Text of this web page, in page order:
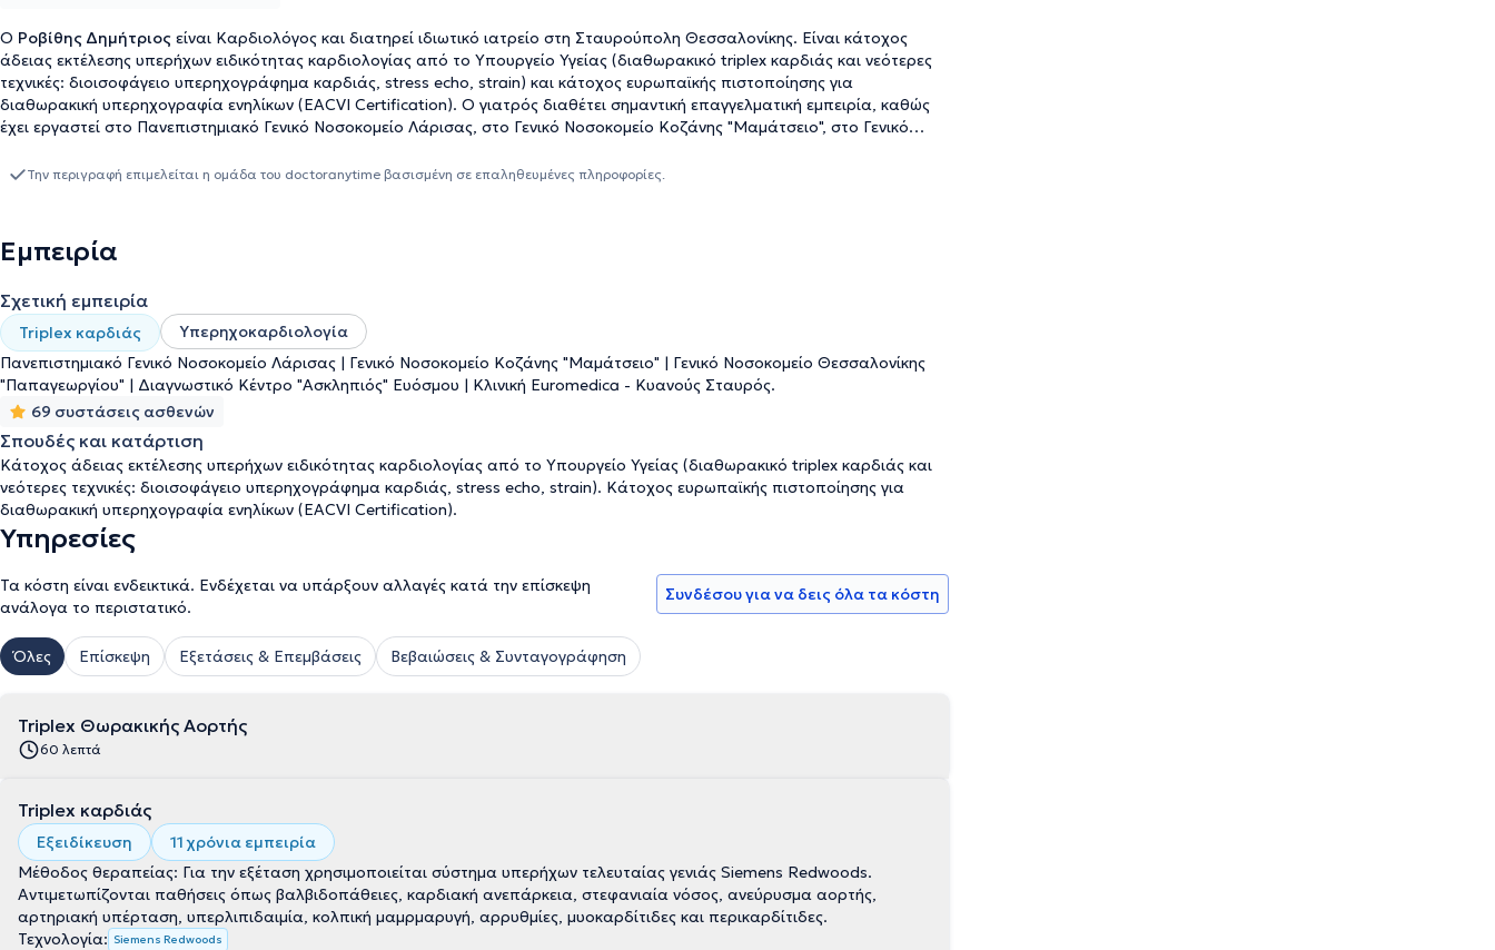
O Ροβίθης Δημήτριος είναι Καρδιολόγος και διατηρεί ιδιωτικό ιατρείο στη Σταυρούπολη Θεσσαλονίκης. Είναι κάτοχος
άδειας εκτέλεσης υπερήχων ειδικότητας καρδιολογίας από το Υπουργείο Υγείας (διαθωρακικό triplex καρδιάς και νεότερες
τεχνικές: διοισοφάγειο υπερηχογράφημα καρδιάς, stress echo, strain) και κάτοχος ευρωπαϊκής πιστοποίησης για
διαθωρακική υπερηχογραφία ενηλίκων (EACVI Certification). Ο γιατρός διαθέτει σημαντική επαγγελματική εμπειρία, καθώς
έχει εργαστεί στο Πανεπιστημιακό Γενικό Νοσοκομείο Λάρισας, στο Γενικό Νοσοκομείο Κοζάνης "Μαμάτσειο", στο Γενικό
Euromedica - Κυανούς Σταυρός. Στο ιδιωτικό του ιατρείο προσφέρει πλήθος υπηρεσιών, εξατομικευμένες για τις ανάγκες
Την περιγραφή επιμελείται η ομάδα του doctoranytime βασισμένη σε επαληθευμένες πληροφορίες.
Εμπειρία
Σχετική εμπειρία
Triplex καρδιάς
Υπερηχοκαρδιολογία
Πανεπιστημιακό Γενικό Νοσοκομείο Λάρισας | Γενικό Νοσοκομείο Κοζάνης "Μαμάτσειο" | Γενικό Νοσοκομείο Θεσσαλονίκης
"Παπαγεωργίου" | Διαγνωστικό Κέντρο "Ασκληπιός" Ευόσμου | Κλινική Euromedica - Κυανούς Σταυρός.
69 συστάσεις ασθενών
Σπουδές και κατάρτιση
Κάτοχος άδειας εκτέλεσης υπερήχων ειδικότητας καρδιολογίας από το Υπουργείο Υγείας (διαθωρακικό triplex καρδιάς και
νεότερες τεχνικές: διοισοφάγειο υπερηχογράφημα καρδιάς, stress echo, strain). Κάτοχος ευρωπαϊκής πιστοποίησης για
διαθωρακική υπερηχογραφία ενηλίκων (EACVI Certification).
Υπηρεσίες
Τα κόστη είναι ενδεικτικά. Ενδέχεται να υπάρξουν αλλαγές κατά την επίσκεψη
ανάλογα το περιστατικό.
Συνδέσου για να δεις όλα τα κόστη
Όλες Επίσκεψη Εξετάσεις & Επεμβάσεις Βεβαιώσεις & Συνταγογράφηση
Triplex Θωρακικής Αορτής
60 λεπτά
Triplex καρδιάς
Εξειδίκευση
11 χρόνια εμπειρία
Μέθοδος θεραπείας: Για την εξέταση χρησιμοποιείται σύστημα υπερήχων τελευταίας γενιάς Siemens Redwoods.
Αντιμετωπίζονται παθήσεις όπως βαλβιδοπάθειες, καρδιακή ανεπάρκεια, στεφανιαία νόσος, ανεύρυσμα αορτής,
αρτηριακή υπέρταση, υπερλιπιδαιμία, κολπική μαμρμαρυγή, αρρυθμίες, μυοκαρδίτιδες και περικαρδίτιδες.
Τεχνολογία: Siemens Redwoods